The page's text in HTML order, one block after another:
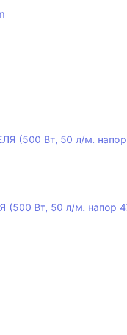
(500 Вт, 50 л/м. напор